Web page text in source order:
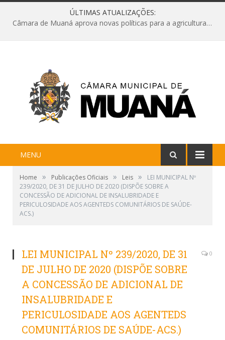
ÚLTIMAS ATUALIZAÇÕES:
Câmara de Muaná aprova novas políticas para a agricultura e solicita reforma da Ponte do Reduto
MENU
Home » Publicações Oficiais » Leis »
LEI MUNICIPAL Nº
239/2020, DE 31 DE JULHO DE 2020 (DISPÕE SOBRE A
CONCESSÃO DE ADICIONAL DE INSALUBRIDADE E
PERICULOSIDADE AOS AGENTEDS COMUNITÁRIOS DE SAÚDE-
ACS.)
LEI MUNICIPAL Nº 239/2020, DE 31
DE JULHO DE 2020 (DISPÕE SOBRE
A CONCESSÃO DE ADICIONAL DE
INSALUBRIDADE E
PERICULOSIDADE AOS AGENTEDS
COMUNITÁRIOS DE SAÚDE-ACS.)
0